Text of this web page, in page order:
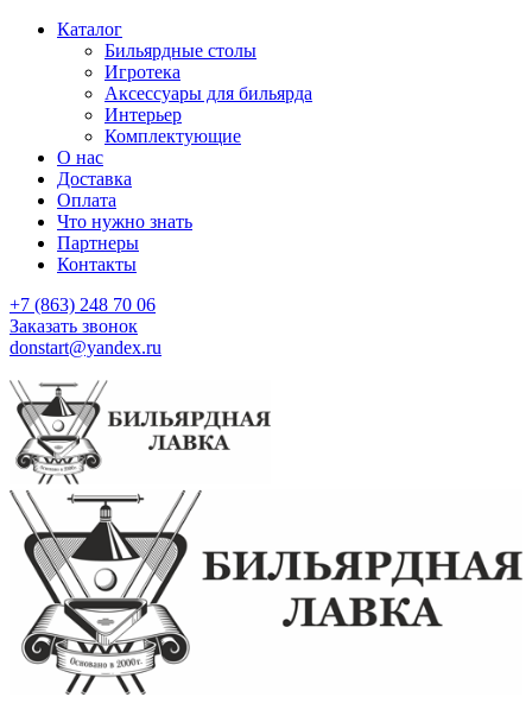
Каталог
Бильярдные столы
Игротека
Аксессуары для бильярда
Интерьер
Комплектующие
О нас
Доставка
Оплата
Что нужно знать
Партнеры
Контакты
+7 (863) 248 70 06
Заказать звонок
donstart@yandex.ru